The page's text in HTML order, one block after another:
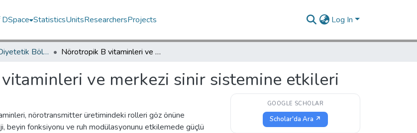
StatisticsUnitsResearchersProjects Log In
Beslenme ve Diyetetik Bölümü / Department of Nutrition and Dietetic Nörotropik B vitaminleri ve merkezi sinir sistemine etkileri
ve merkezi sinir sistemine etkileri
nörotransmitter üretimindeki rolleri göz önüne
beyin fonksiyonu ve ruh modülasyonunu etkilemede güçlü
GOOGLE SCHOLAR
Scholar'da Ara ↗